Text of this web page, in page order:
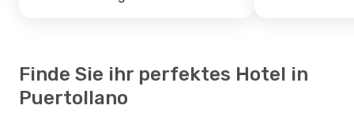
Finde Sie ihr perfektes Hotel in
Puertollano